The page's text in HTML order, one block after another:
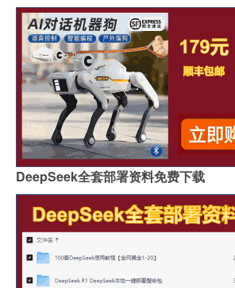
DeepSeek全套部署资料免费下载